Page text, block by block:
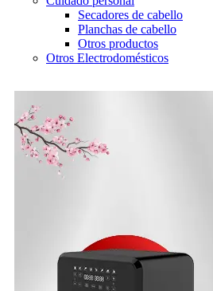
Secadores de cabello
Planchas de cabello
Otros productos
Otros Electrodomésticos